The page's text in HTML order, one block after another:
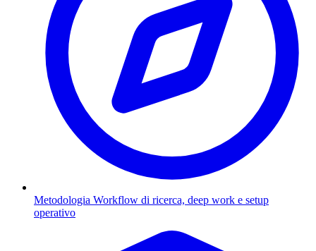
Metodologia Workflow di ricerca, deep work e setup
operativo